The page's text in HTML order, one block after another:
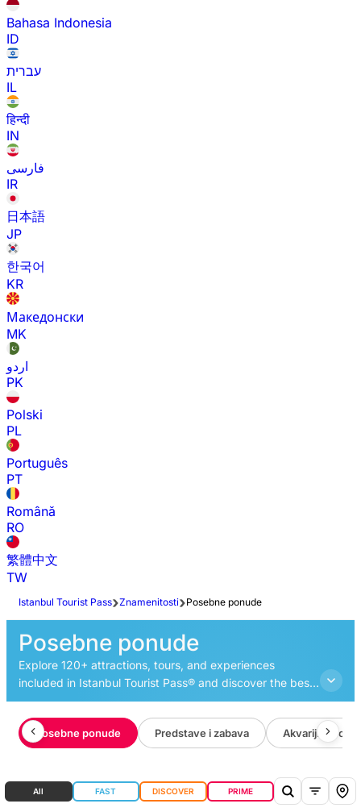
Bahasa Indonesia
ID
עברית
IL
हिन्दी
IN
فارسی
IR
日本語
JP
한국어
KR
Македонски
MK
اردو
PK
Polski
PL
Português
PT
Română
RO
繁體中文
TW
Istanbul Tourist Pass Znamenitosti Posebne ponude
Posebne ponude
Explore 120+ attractions, tours, and experiences
included in Istanbul Tourist Pass® and discover the best
things to do in Istanbul.
Posebne ponude Predstave i zabava Akvariji i
All FAST DISCOVER PRIME